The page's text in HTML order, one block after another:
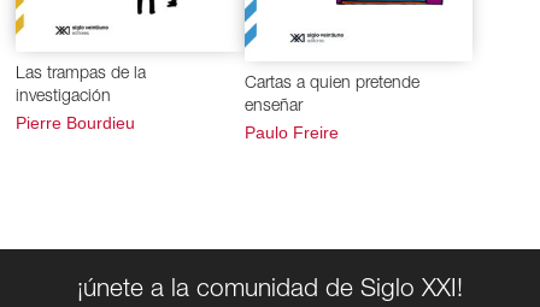
Las trampas de la
investigación
Pierre Bourdieu
Cartas a quien pretende
enseñar
Paulo Freire
¡únete a la comunidad de Siglo XXI!